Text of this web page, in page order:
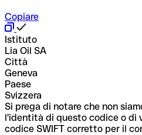
Copiare
Istituto
Lia Oil SA
Città
Geneva
Paese
Svizzera
Si prega di notare che non
l'identità di questo codice o di
codice SWIFT corretto per il